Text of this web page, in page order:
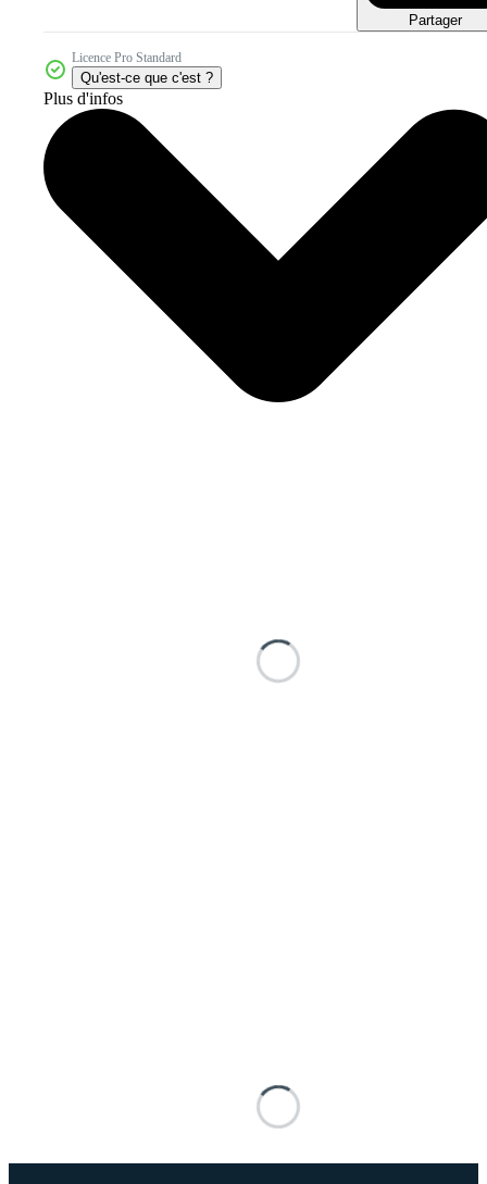
Partager
Licence Pro Standard
Qu'est-ce que c'est ?
Plus d'infos